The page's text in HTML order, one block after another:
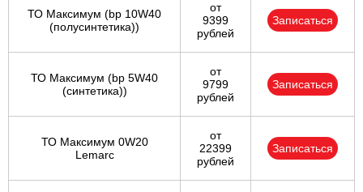
ТО Максимум (bp 10W40
(полусинтетика))
от
9399
рублей
Записаться
ТО Максимум (bp 5W40
(синтетика))
от
9799
рублей
Записаться
ТО Максимум 0W20
Lemarc
от
22399
рублей
Записаться